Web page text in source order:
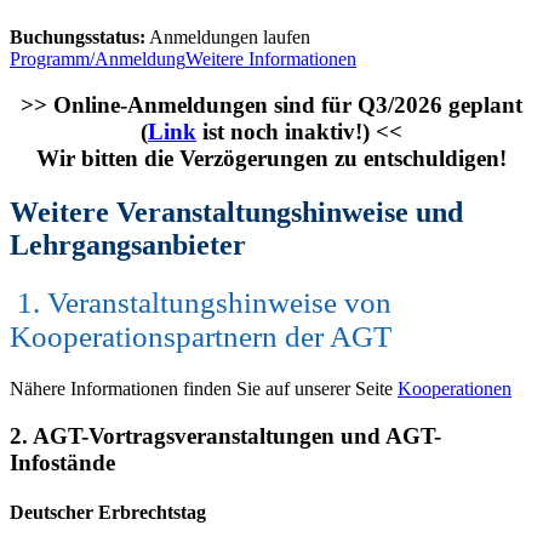
Buchungsstatus: Anmeldungen laufen
Programm/AnmeldungWeitere Informationen
>> Online-Anmeldungen sind für Q3/2026 geplant
(Link ist noch inaktiv!) <<
Wir bitten die Verzögerungen zu entschuldigen!
Weitere Veranstaltungshinweise und
Lehrgangsanbieter
1. Veranstaltungshinweise von
Kooperationspartnern der AGT
Nähere Informationen finden Sie auf unserer Seite Kooperationen
2. AGT-Vortragsveranstaltungen und AGT-
Infostände
Deutscher Erbrechtstag